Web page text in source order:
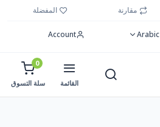
مقارنة المفضلة
Arabic
Account
القائمة
0
سلة التسوق